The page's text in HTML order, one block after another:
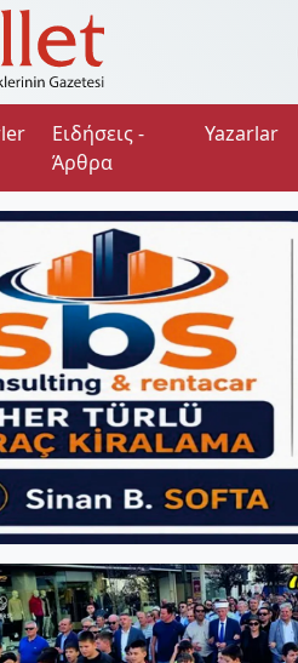
Ειδήσεις -
Άρθρα
Yazarlar